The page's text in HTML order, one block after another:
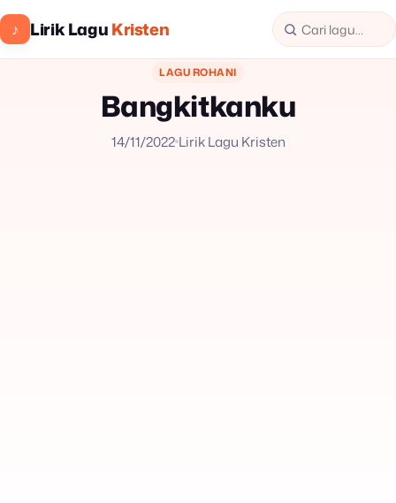
♪ Lirik LaguKristen
LAGU ROHANI
Bangkitkanku
14/11/2022Lirik Lagu Kristen